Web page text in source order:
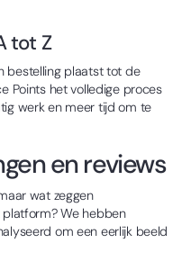
tot Z
bestelling plaatst tot de
Points het volledige proces
werk en meer tijd om te
en reviews
wat zeggen
We hebben
om een eerlijk beeld